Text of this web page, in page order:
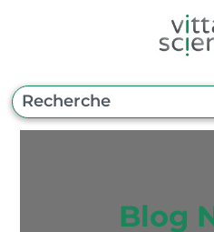
Blog